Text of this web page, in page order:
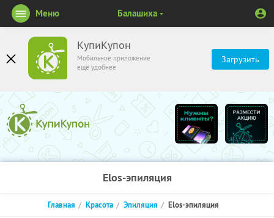
КупиКупон
Мобильное приложение
ещё удобнее
Загрузить
Меню Балашиха
Elos-эпиляция
Главная Красота Эпиляция Elos-эпиляция